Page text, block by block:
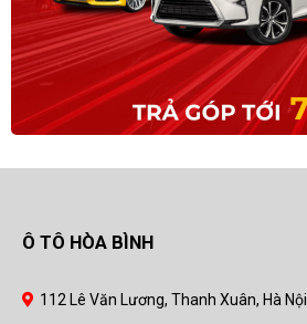
Ô TÔ HÒA BÌNH
112 Lê Văn Lương, Thanh Xuân, Hà Nội